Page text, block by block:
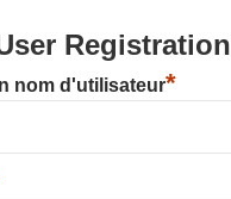
Registration
nom d'utilisateur*